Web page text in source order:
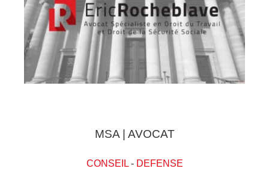
MSA | AVOCAT
CONSEIL- DEFENSE